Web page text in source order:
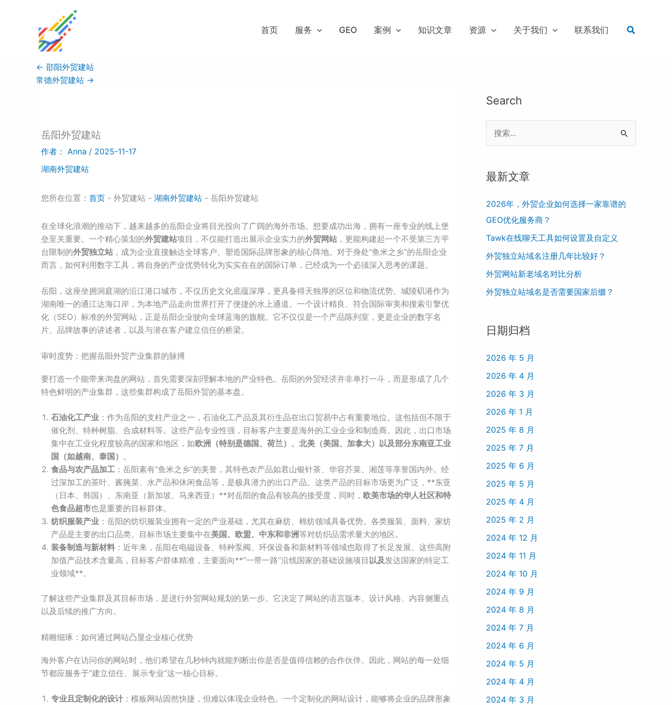
首页 服务 GEO 案例 知识文章 资源 关于我们 联系我们
搜
← 邵阳外贸建站
常德外贸建站 →
岳阳外贸建站
作者： Anna / 2025-11-17
湖南外贸建站
您所在位置： 首页 - 外贸建站 - 湖南外贸建站 - 岳阳外贸建站
在全球化浪潮的推动下，越来越多的岳阳企业将目光投向了广阔的海外市场。想要成功出海，拥有一座专业的线上堡
垒至关重要。一个精心策划的外贸建站项目，不仅能打造出展示企业实力的外贸网站 ，更能构建起一个不受第三方平
台限制的外贸独立站 ，成为企业直接触达全球客户、塑造国际品牌形象的核心阵地。对于身处“鱼米之乡”的岳阳企业
而言，如何利用数字工具，将自身的产业优势转化为实实在在的国际订单，已经成为一个必须深入思考的课题。
岳阳，这座坐拥洞庭湖的沿江港口城市，不仅历史文化底蕴深厚，更具备得天独厚的区位和物流优势。城陵矶港作为
湖南唯一的通江达海口岸，为本地产品走向世界打开了便捷的水上通道。一个设计精良、符合国际审美和搜索引擎优
化（SEO）标准的外贸网站，正是岳阳企业驶向全球蓝海的旗舰。它不仅仅是一个产品陈列室，更是企业的数字名
片、品牌故事的讲述者，以及与潜在客户建立信任的桥梁。
审时度势：把握岳阳外贸产业集群的脉搏
要打造一个能带来询盘的网站，首先需要深刻理解本地的产业特色。岳阳的外贸经济并非单打一斗，而是形成了几个
特色鲜明的产业集群，这些集群构成了岳阳外贸的基本盘。
石油化工产业 ：作为岳阳的支柱产业之一，石油化工产品及其衍生品在出口贸易中占有重要地位。这包括但不限于
催化剂、特种树脂、合成材料等。这些产品专业性强，目标客户主要是海外的工业企业和制造商。因此，出口市场
集中在工业化程度较高的国家和地区，如欧洲（特别是德国、荷兰）、北美（美国、加拿大）以及部分东南亚工业
国（如越南、泰国） 。
食品与农产品加工 ：岳阳素有“鱼米之乡”的美誉，其特色农产品如君山银针茶、华容芥菜、湘莲等享誉国内外。经
过深加工的茶叶、酱腌菜、水产品和休闲食品等，是极具潜力的出口产品。这类产品的目标市场更为广泛，**东亚
（日本、韩国）、东南亚（新加坡、马来西亚）**对岳阳的食品有较高的接受度，同时， 欧美市场的华人社区和特
色食品超市也是重要的目标群体。
纺织服装产业 ：岳阳的纺织服装业拥有一定的产业基础，尤其在麻纺、棉纺领域具备优势。各类服装、面料、家纺
产品是主要的出口品类。目标市场主要集中在美国、欧盟、中东和非洲等对纺织品需求量大的地区。
装备制造与新材料 ：近年来，岳阳在电磁设备、特种泵阀、环保设备和新材料等领域也取得了长足发展。这些高附
加值产品技术含量高，目标客户群体精准，主要面向**“一带一路”沿线国家的基础设施项目 以及发达国家的特定工
业领域**。
了解这些产业集群及其目标市场，是进行外贸网站规划的第一步。它决定了网站的语言版本、设计风格、内容侧重点
以及后续的推广方向。
精雕细琢：如何通过网站凸显企业核心优势
海外客户在访问你的网站时，他们希望在几秒钟内就能判断出你是否是值得信赖的合作伙伴。因此，网站的每一处细
节都应服务于“建立信任、展示专业”这一核心目标。
专业且定制化的设计 ：模板网站固然快捷，但难以体现企业特色。一个定制化的网站设计，能够将企业的品牌形象
Search
最新文章
2026年，外贸企业如何选择一家靠谱的
GEO优化服务商？
Tawk在线聊天工具如何设置及自定义
外贸独立站域名注册几年比较好？
外贸网站新老域名对比分析
外贸独立站域名是否需要国家后缀？
日期归档
2026 年 5 月
2026 年 4 月
2026 年 3 月
2026 年 1 月
2025 年 8 月
2025 年 7 月
2025 年 6 月
2025 年 5 月
2025 年 4 月
2025 年 2 月
2024 年 12 月
2024 年 11 月
2024 年 10 月
2024 年 9 月
2024 年 8 月
2024 年 7 月
2024 年 6 月
2024 年 5 月
2024 年 4 月
2024 年 3 月